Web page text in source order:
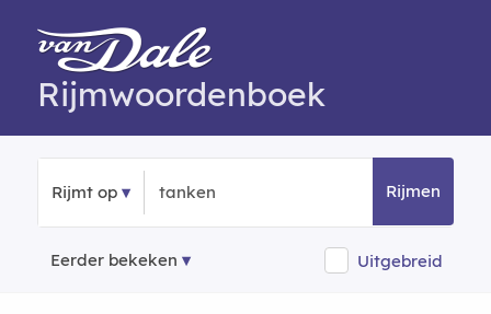
Rijmwoordenboek
Rijmt op Rijmen
Eerder bekeken Uitgebreid